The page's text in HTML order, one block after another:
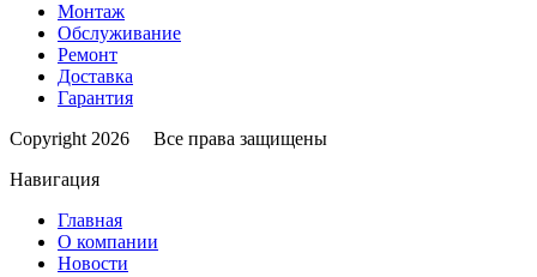
Монтаж
Обслуживание
Ремонт
Доставка
Гарантия
Copyright 2026 Все права защищены
Навигация
Главная
О компании
Новости